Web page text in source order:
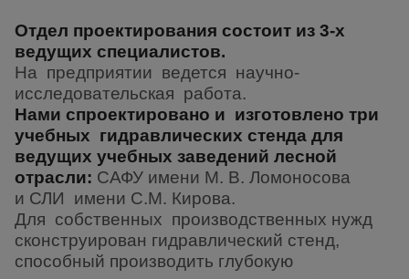
Отдел проектирования состоит из 3-х
ведущих специалистов.
На предприятии ведется научно-
исследовательская работа.
Нами спроектировано и изготовлено три
учебных гидравлических стенда для
ведущих учебных заведений лесной
отрасли: САФУ имени М. В. Ломоносова
и СЛИ имени С.М. Кирова.
Для собственных производственных нужд
сконструирован гидравлический стенд,
способный производить глубокую